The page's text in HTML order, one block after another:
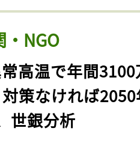
NGO
常高温で年間
策なければ
世銀分析